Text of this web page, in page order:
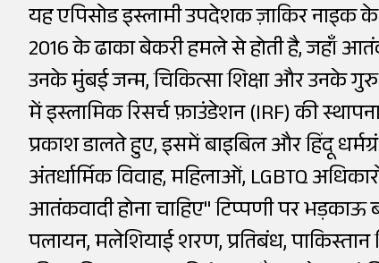
यह एपिसोड इस्लामी उपदेशक ज़ाकिर नाइक
2016 के ढाका बेकरी हमले से होती है, जहाँ
उनके मुंबई जन्म, चिकित्सा शिक्षा और उनके
में इस्लामिक रिसर्च फ़ाउंडेशन (IRF) की
प्रकाश डालते हुए, इसमें बाइबिल और हिंदू
अंतर्धार्मिक विवाह, महिलाओं, LGBTQ
आतंकवादी होना चाहिए" टिप्पणी पर
पलायन, मलेशियाई शरण, प्रतिबंध,